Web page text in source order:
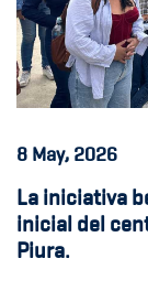
8 May, 2026
La iniciativa
inicial del
Piura.